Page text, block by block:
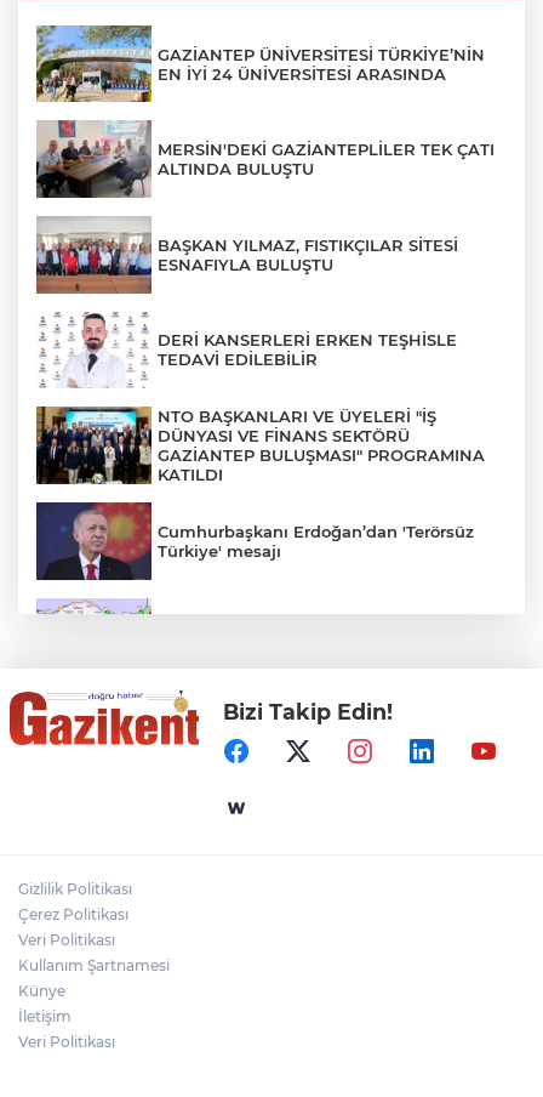
GAZİANTEP ÜNİVERSİTESİ TÜRKİYE’NİN
EN İYİ 24 ÜNİVERSİTESİ ARASINDA
MERSİN'DEKİ GAZİANTEPLİLER TEK ÇATI
ALTINDA BULUŞTU
BAŞKAN YILMAZ, FISTIKÇILAR SİTESİ
ESNAFIYLA BULUŞTU
DERİ KANSERLERİ ERKEN TEŞHİSLE
TEDAVİ EDİLEBİLİR
NTO BAŞKANLARI VE ÜYELERİ "İŞ
DÜNYASI VE FİNANS SEKTÖRÜ
GAZİANTEP BULUŞMASI" PROGRAMINA
KATILDI
Cumhurbaşkanı Erdoğan’dan 'Terörsüz
Türkiye' mesajı
Gaziantep Üniversitesi Elektrik-Elektronik
Mühendisliği: Teknolojinin ve Enerjinin
Geleceğine Yön Veren Eğitim
"BEBEĞİ TÜM GECE AYNI BEZLE
Bizi Takip Edin!
Gizlilik Politikası
Çerez Politikası
Veri Politikası
Kullanım Şartnamesi
Künye
İletişim
Veri Politikası